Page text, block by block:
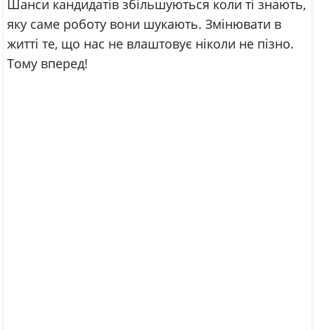
Шанси кандидатів збільшуються коли ті знають,
яку саме роботу вони шукають. Змінювати в
житті те, що нас не влаштовує ніколи не пізно.
Тому вперед!